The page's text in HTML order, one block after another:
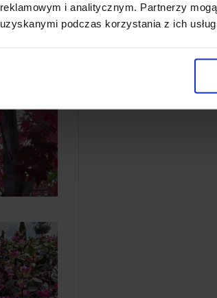
reklamowym i analitycznym. Partnerzy
uzyskanymi podczas korzystania z ich